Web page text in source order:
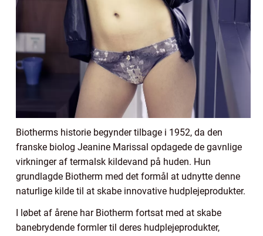
Biotherms historie begynder tilbage i 1952, da den
franske biolog Jeanine Marissal opdagede de gavnlige
virkninger af termalsk kildevand på huden. Hun
grundlagde Biotherm med det formål at udnytte denne
naturlige kilde til at skabe innovative hudplejeprodukter.
I løbet af årene har Biotherm fortsat med at skabe
banebrydende formler til deres hudplejeprodukter,